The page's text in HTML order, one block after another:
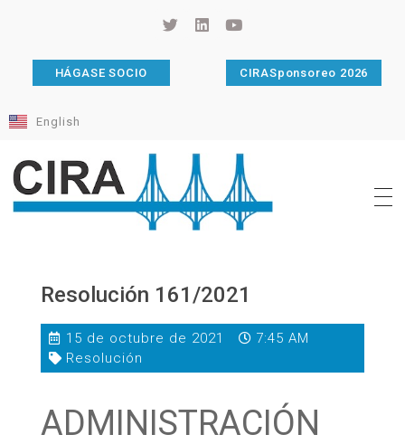
HÁGASE SOCIO CIRASponsoreo 2026
English
Resolución 161/2021
15 de octubre de 2021
7:45 AM
Resolución
ADMINISTRACIÓN